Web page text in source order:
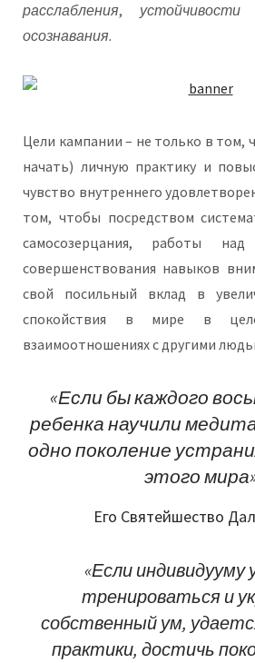
расслабления,
осознавания.
Цели кампании – не только в том,
начать) личную практику и
чувство внутреннего
том, чтобы посредством
самосозерцания, работы
совершенствования навыков
свой посильный вклад в
спокойствия в мире в
взаимоотношениях с другими
«Если бы каждого
ребенка научили
одно поколение
этого
Его Святейшество
«Если индивидууму
тренироваться и
собственный ум,
практики, достичь